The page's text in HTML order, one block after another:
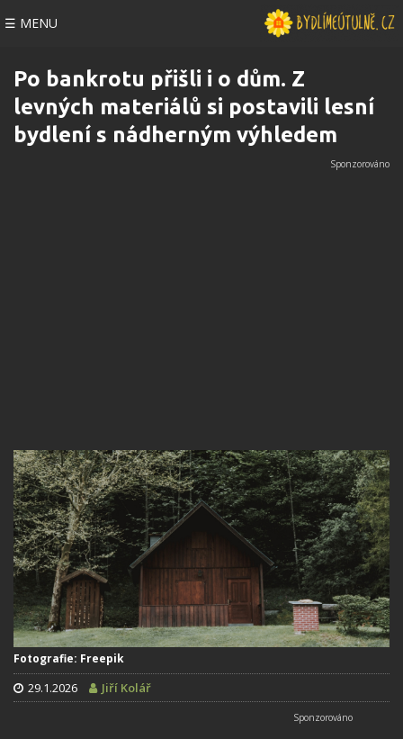
☰ MENU
Po bankrotu přišli i o dům. Z
levných materiálů si postavili lesní
bydlení s nádherným výhledem
Fotografie: Freepik
29.1.2026 Jiří Kolář